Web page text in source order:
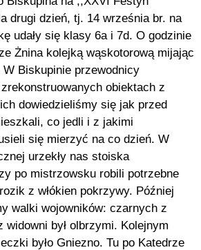
drugi dzień, tj. 14 września br. na
udały się klasy 6a i 7d. O godzinie
Żnina kolejką wąskotorową mijając
W Biskupinie przewodnicy
obiektach z
dowiedzieliśmy się jak przed
co jedli i z jakimi
się mierzyć na co dzień. W
urzekły nas stoiska
po mistrzowsku robili potrzebne
z włókien pokrzywy. Później
walki wojowników: czarnych z
widowni był olbrzymi. Kolejnym
było Gniezno. Tu po Katedrze